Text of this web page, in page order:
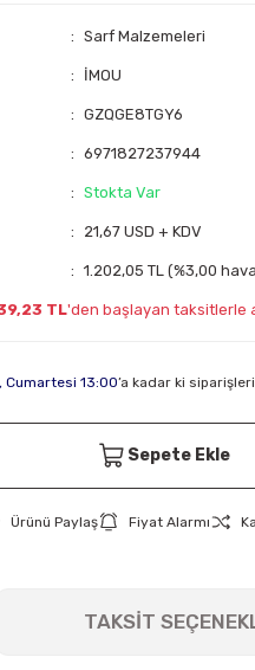
Sarf Malzemeleri
İMOU
GZQGE8TGY6
6971827237944
Stokta Var
21,67 USD + KDV
1.202,05 TL (%3,00
TL'den başlayan taksitlerle
Cumartesi 13:00’a kadar ki
Sepete Ekle
Ürünü Paylaş Fiyat Alarmı
TAKSİT